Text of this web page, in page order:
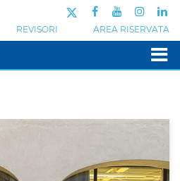
REVISORI AREA RISERVATA